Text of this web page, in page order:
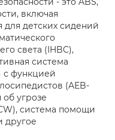
включая
для детских сидений
света (IHBC),
система
функцией
(AEB-
угрозе
система помощи
другое